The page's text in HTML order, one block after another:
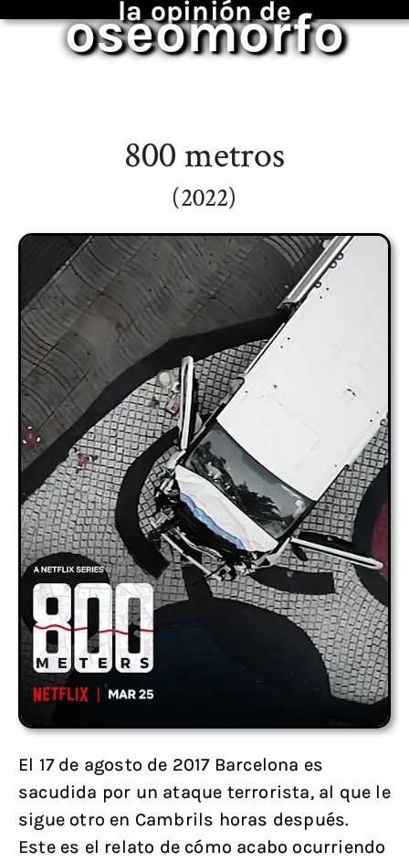
la opinión de
oseomorfo
800 metros
(2022)
El 17 de agosto de 2017 Barcelona es
sacudida por un ataque terrorista, al que le
sigue otro en Cambrils horas después.
Este es el relato de cómo acabo ocurriendo